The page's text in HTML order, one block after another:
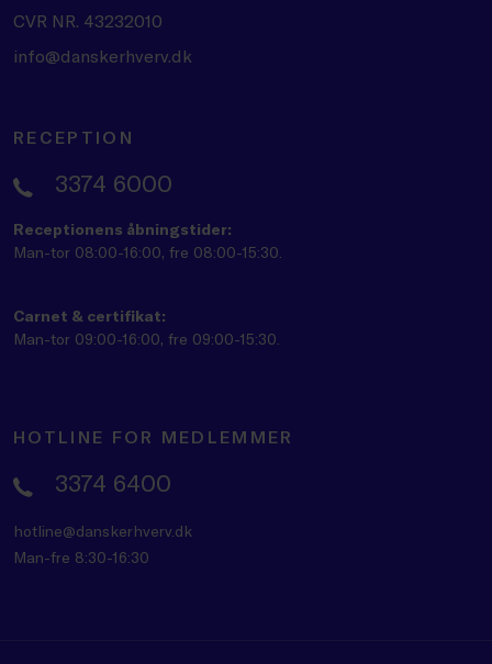
CVR NR. 43232010
info@danskerhverv.dk
RECEPTION
3374 6000
Receptionens åbningstider:
Man-tor 08:00-16:00, fre 08:00-15:30.
Carnet & certifikat:
Man-tor 09:00-16:00, fre 09:00-15:30.
HOTLINE FOR MEDLEMMER
3374 6400
hotline@danskerhverv.dk
Man-fre 8:30-16:30